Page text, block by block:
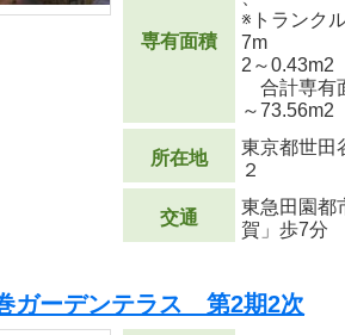
専有面積
※トランク
7m
2 ～0.43m2
合計専有
～73.56m2
所在地
東京都世田
２
交通
東急田園都
賀」歩7分
ガーデンテラス 第2期2次